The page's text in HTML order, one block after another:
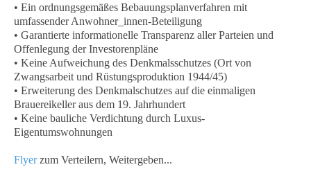
• Ein ordnungsgemäßes Bebauungsplanverfahren mit
umfassender Anwohner_innen-Beteiligung
• Garantierte informationelle Transparenz aller Parteien und
Offenlegung der Investorenpläne
• Keine Aufweichung des Denkmalsschutzes (Ort von
Zwangsarbeit und Rüstungsproduktion 1944/45)
• Erweiterung des Denkmalschutzes auf die einmaligen
Brauereikeller aus dem 19. Jahrhundert
• Keine bauliche Verdichtung durch Luxus-
Eigentumswohnungen
Flyerzum Verteilern, Weitergeben...